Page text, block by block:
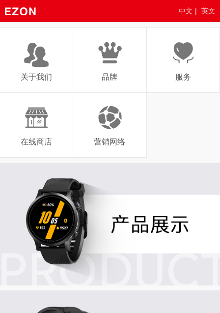
中文 | 英文
关于我们 品牌 服务
在线商店 营销网络